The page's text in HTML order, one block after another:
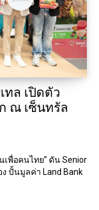
ทล เปิดตัว
ณ เซ็นทรัล
เพื่อคนไทย” ดัน Senior
ปั้นมูลค่า Land Bank